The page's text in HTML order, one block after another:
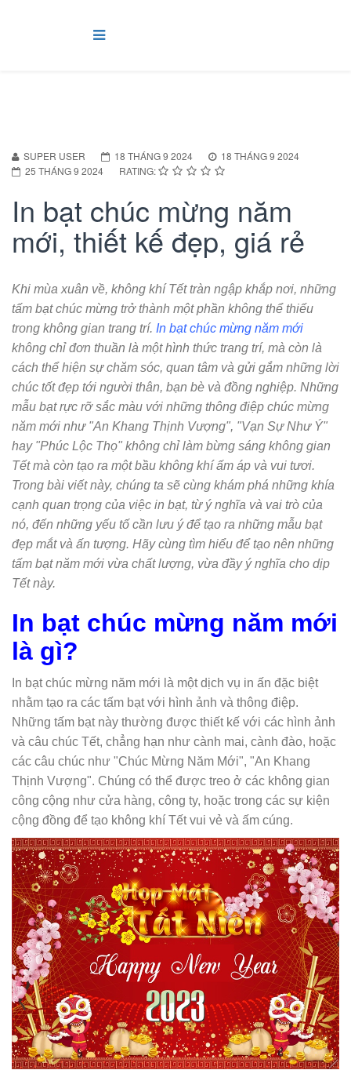
SUPER USER 18 THÁNG 9 2024
18 THÁNG 9 2024
25 THÁNG 9 2024
RATING:
In bạt chúc mừng năm
mới, thiết kế đẹp, giá rẻ
Khi mùa xuân về, không khí Tết tràn ngập khắp nơi, những
tấm bạt chúc mừng trở thành một phần không thể thiếu
trong không gian trang trí. In bạt chúc mừng năm mới
không chỉ đơn thuần là một hình thức trang trí, mà còn là
cách thể hiện sự chăm sóc, quan tâm và gửi gắm những lời
chúc tốt đẹp tới người thân, bạn bè và đồng nghiệp. Những
mẫu bạt rực rỡ sắc màu với những thông điệp chúc mừng
năm mới như "An Khang Thịnh Vượng", "Vạn Sự Như Ý"
hay "Phúc Lộc Thọ" không chỉ làm bừng sáng không gian
Tết mà còn tạo ra một bầu không khí ấm áp và vui tươi.
Trong bài viết này, chúng ta sẽ cùng khám phá những khía
cạnh quan trọng của việc in bạt, từ ý nghĩa và vai trò của
nó, đến những yếu tố cần lưu ý để tạo ra những mẫu bạt
đẹp mắt và ấn tượng. Hãy cùng tìm hiểu để tạo nên những
tấm bạt năm mới vừa chất lượng, vừa đầy ý nghĩa cho dịp
Tết này.
In bạt chúc mừng năm mới
là gì?
In bạt chúc mừng năm mới là một dịch vụ in ấn đặc biệt
nhằm tạo ra các tấm bạt với hình ảnh và thông điệp.
Những tấm bạt này thường được thiết kế với các hình ảnh
và câu chúc Tết, chẳng hạn như cành mai, cành đào, hoặc
các câu chúc như "Chúc Mừng Năm Mới", "An Khang
Thịnh Vượng". Chúng có thể được treo ở các không gian
công cộng như cửa hàng, công ty, hoặc trong các sự kiện
cộng đồng để tạo không khí Tết vui vẻ và ấm cúng.